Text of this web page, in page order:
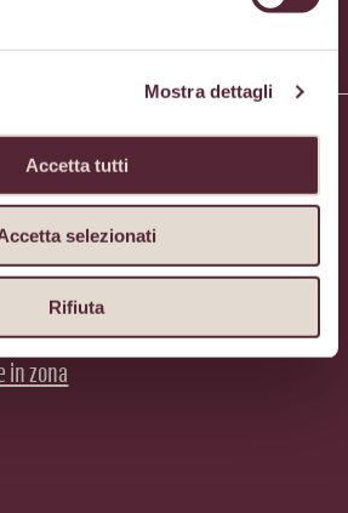
Mostra dettagli
Accetta tutti
selezionati
Rifiuta
in zona